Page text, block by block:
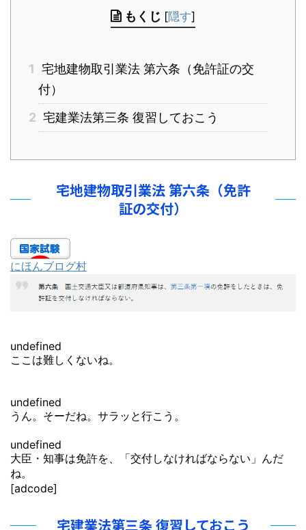
もくじ [隠す]
1 宅地建物取引業法 第六条（免許証の交
付）
2 宅建業法第三条 復習しておこう
宅地建物取引業法 第六条（免許
証の交付）
にほんブログ村
undefined
ここは難しくないね。
undefined
うん。そーだね。サラッと行こう。
undefined
大臣・知事は免許を、「交付しなければならない」んだ
ね。
[adcode]
宅建業法第三条 復習しておこう